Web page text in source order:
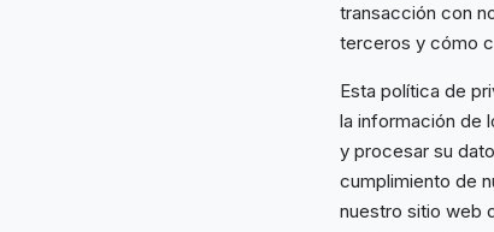
transacción con
terceros y cómo
Esta política de
la información de
y procesar su
cumplimiento de
nuestro sitio web